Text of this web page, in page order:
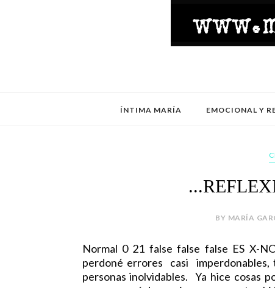
ÍNTIMA MARÍA EMOCIONAL Y
BY MARÍA
Normal 0 21 false false false ES X-
perdoné errores casi
personas inolvidables. Ya hice cosas